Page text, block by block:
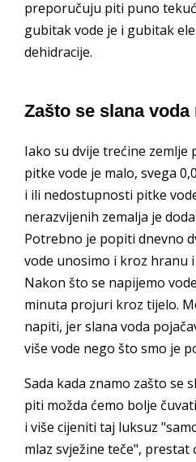
preporučuju piti puno
gubitak vode je i gubitak
dehidracije.
Zašto se slana voda
Iako su dvije trećine zemlje
pitke vode je malo, svega
i ili nedostupnosti pitke
nerazvijenih zemalja je
Potrebno je popiti dnevno
vode unosimo i kroz hranu
Nakon što se napijemo
minuta projuri kroz tijelo.
napiti, jer slana voda
više vode nego što smo je
Sada kada znamo zašto se
piti možda ćemo bolje
i više cijeniti taj luksuz
mlaz svježine teče",